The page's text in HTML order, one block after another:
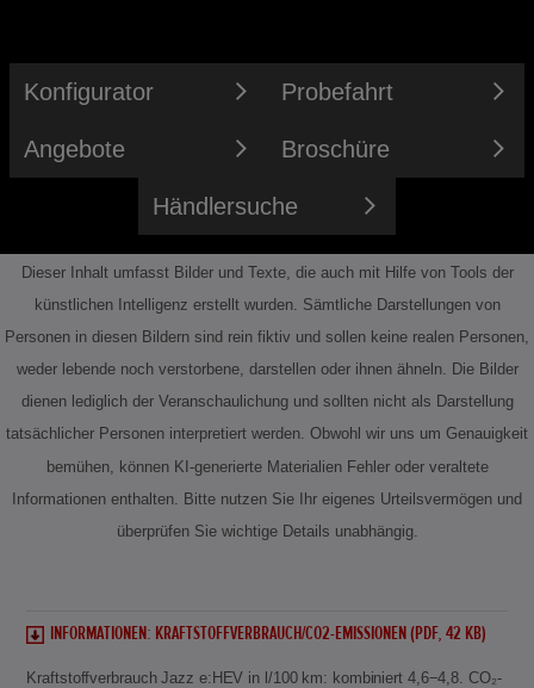
Konfigurator Probefahrt
Angebote Broschüre
Händlersuche
Dieser Inhalt umfasst Bilder und Texte, die auch mit Hilfe von Tools der
künstlichen Intelligenz erstellt wurden. Sämtliche Darstellungen von
Personen in diesen Bildern sind rein fiktiv und sollen keine realen Personen,
weder lebende noch verstorbene, darstellen oder ihnen ähneln. Die Bilder
dienen lediglich der Veranschaulichung und sollten nicht als Darstellung
tatsächlicher Personen interpretiert werden. Obwohl wir uns um Genauigkeit
bemühen, können KI-generierte Materialien Fehler oder veraltete
Informationen enthalten. Bitte nutzen Sie Ihr eigenes Urteilsvermögen und
überprüfen Sie wichtige Details unabhängig.
INFORMATIONEN: KRAFTSTOFFVERBRAUCH/CO2-EMISSIONEN (PDF, 42 KB)
Kraftstoffverbrauch Jazz e:HEV in l/100 km: kombiniert 4,6−4,8. CO₂-